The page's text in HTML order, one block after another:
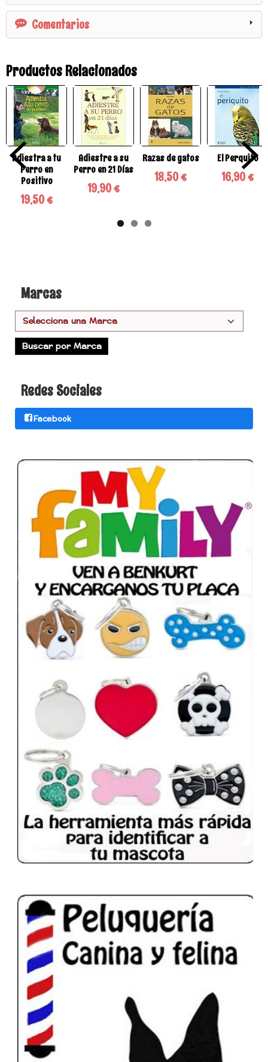
Marcas
Redes Sociales
Facebook
Comentarios
Productos Relacionados
Adiestra a tu
Perro en
Positivo
19,50 €
Adiestre a su
Perro en 21 Días
19,90 €
Razas de gatos
18,50 €
El Perquito
16,90 €